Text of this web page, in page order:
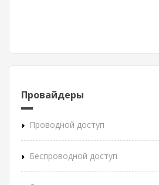
Провайдеры
Проводной доступ
Беспроводной доступ